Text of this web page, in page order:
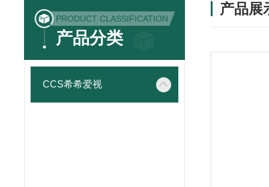
PRODUCT CLASSIFICATION
产品分类
CCS希希爱视
产品展